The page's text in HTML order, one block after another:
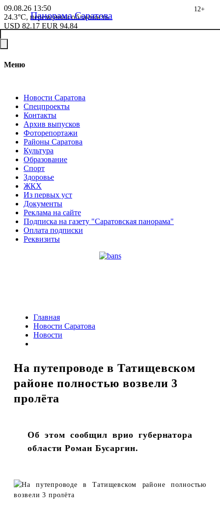
09.08.26 13:50
24.3°C, переменная облачность
USD 82.17 EUR 94.84
Меню
Новости Саратова
Спецпроекты
Контакты
Архив выпусков
Фоторепортажи
Районы Саратова
Культура
Образование
Спорт
Здоровье
ЖКХ
Из пеpвых уст
Документы
Реклама на сайте
Подписка на газету "Саратовская панорама"
Оплата подписки
Реквизиты
Панорама Саратова
12+
Главная
Новости Саратова
Новости
На путепроводе в Татищевском
районе полностью возвели 3
пролёта
Об этом сообщил врио губернатора
области Роман Бусаргин.